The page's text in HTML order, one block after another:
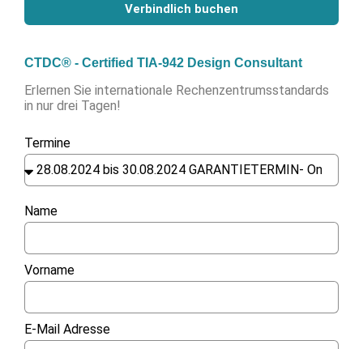
Verbindlich buchen
CTDC® - Certified TIA-942 Design Consultant
Erlernen Sie internationale Rechenzentrumsstandards
in nur drei Tagen!
Termine
Name
Vorname
E-Mail Adresse